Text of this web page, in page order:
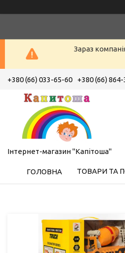
Зараз
+380 (66) 033-65-60 +380 (66)
Інтернет-магазин "Капітоша"
ГОЛОВНА ТОВАРИ ТА